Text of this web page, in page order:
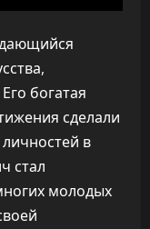
богатая
сделали
в
стал
молодых